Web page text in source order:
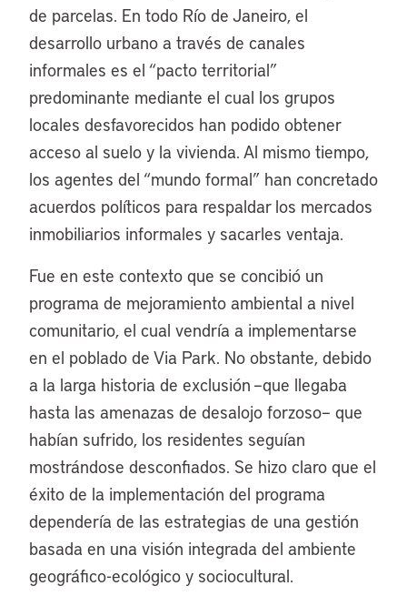
de parcelas. En todo Río de Janeiro, el
desarrollo urbano a través de canales
informales es el “pacto territorial”
predominante mediante el cual los grupos
locales desfavorecidos han podido obtener
acceso al suelo y la vivienda. Al mismo tiempo,
los agentes del “mundo formal” han concretado
acuerdos políticos para respaldar los mercados
inmobiliarios informales y sacarles ventaja.
Fue en este contexto que se concibió un
programa de mejoramiento ambiental a nivel
comunitario, el cual vendría a implementarse
en el poblado de Via Park. No obstante, debido
a la larga historia de exclusión –que llegaba
hasta las amenazas de desalojo forzoso– que
habían sufrido, los residentes seguían
mostrándose desconfiados. Se hizo claro que el
éxito de la implementación del programa
dependería de las estrategias de una gestión
basada en una visión integrada del ambiente
geográfico-ecológico y sociocultural.